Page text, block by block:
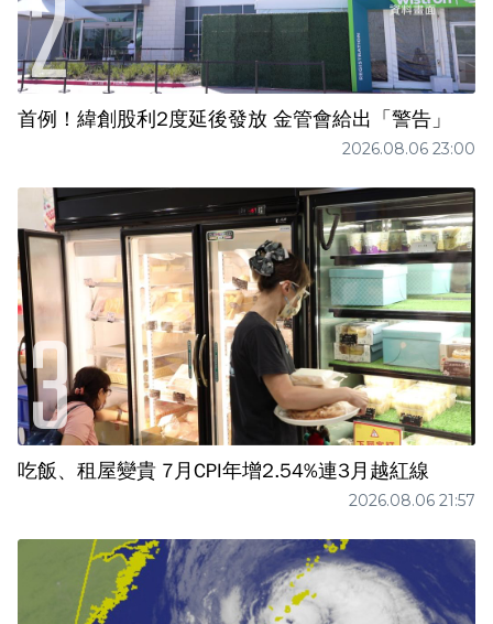
首例！緯創股利2度延後發放 金管會給出「警告」
2026.08.06 23:00
吃飯、租屋變貴 7月CPI年增2.54%連3月越紅線
2026.08.06 21:57